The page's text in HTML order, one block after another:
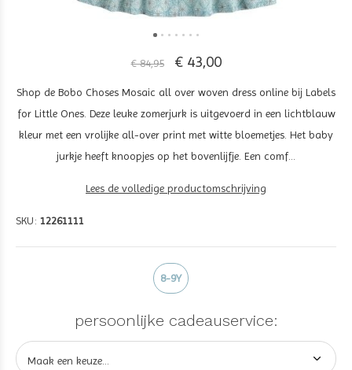
€ 84,95 € 43,00
Shop de Bobo Choses Mosaic all over woven dress online bij Labels
for Little Ones. Deze leuke zomerjurk is uitgevoerd in een lichtblauw
kleur met een vrolijke all-over print met witte bloemetjes. Het baby
jurkje heeft knoopjes op het bovenlijfje. Een comf...
Lees de volledige productomschrijving
SKU: 12261111
8-9Y
persoonlijke cadeauservice: